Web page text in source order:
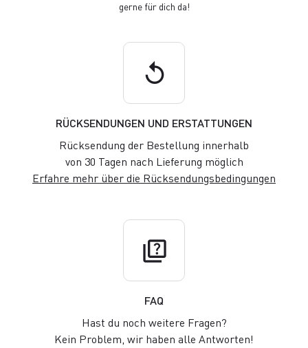
gerne für dich da!
replay
RÜCKSENDUNGEN UND ERSTATTUNGEN
Rücksendung der Bestellung innerhalb
von 30 Tagen nach Lieferung möglich
Erfahre mehr über die Rücksendungsbedingungen
quiz
FAQ
Hast du noch weitere Fragen?
Kein Problem, wir haben alle Antworten!